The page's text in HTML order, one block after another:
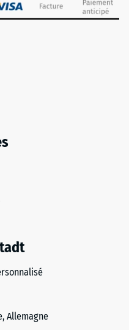
Allemagne